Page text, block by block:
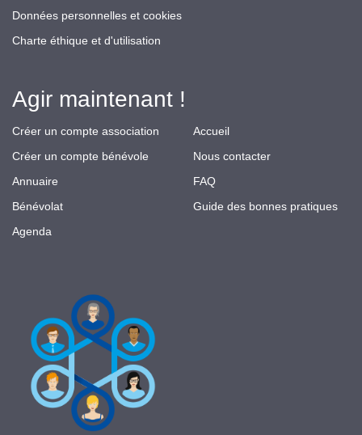
Données personnelles et cookies
Charte éthique et d'utilisation
Agir maintenant !
Créer un compte association
Créer un compte bénévole
Annuaire
Bénévolat
Agenda
Accueil
Nous contacter
FAQ
Guide des bonnes pratiques